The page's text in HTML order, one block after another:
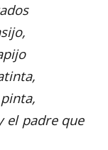
el padre que